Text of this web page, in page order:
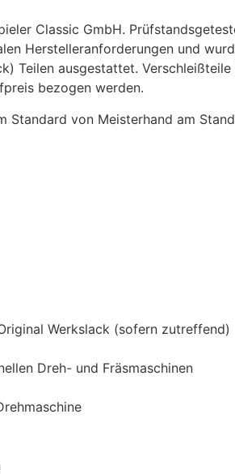
Classic GmbH.
Herstelleranforderungen und
Teilen ausgestattet.
bezogen werden.
Standard von Meisterhand am
Werkslack (sofern zutreffend)
Dreh- und Fräsmaschinen